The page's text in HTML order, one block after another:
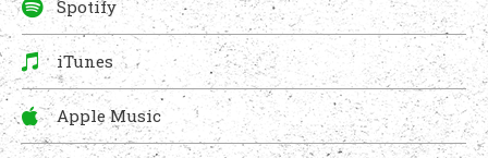
Spotify
iTunes
Apple Music